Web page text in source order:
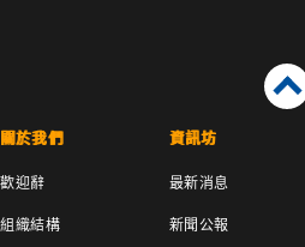
關於我們
歡迎辭
組織結構
資訊坊
最新消息
新聞公報